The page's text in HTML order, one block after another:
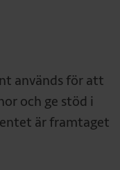
används för att
och ge stöd i
är framtaget